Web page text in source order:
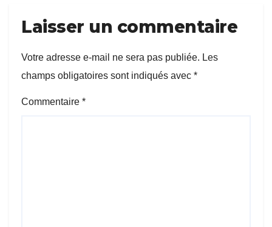
Laisser un commentaire
Votre adresse e-mail ne sera pas publiée. Les
champs obligatoires sont indiqués avec *
Commentaire *